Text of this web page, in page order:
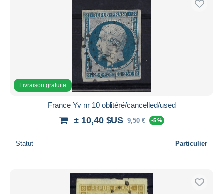
Livraison gratuite
France Yv nr 10 oblitéré/cancelled/used
± 10,40 $US 9,50 € -5 %
Statut Particulier